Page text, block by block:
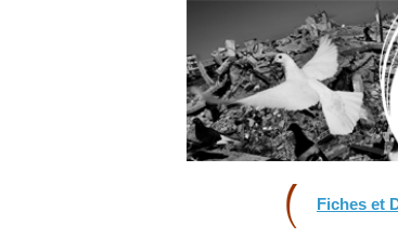
Fiches et